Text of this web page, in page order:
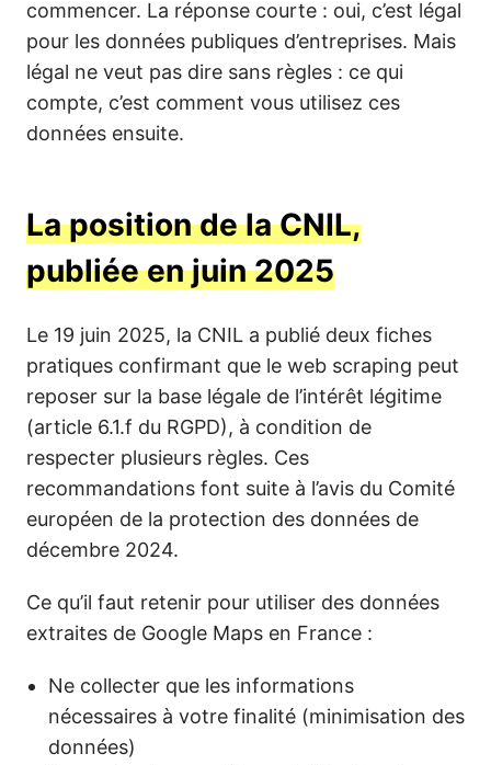
commencer. La réponse courte : oui, c’est légal
pour les données publiques d’entreprises. Mais
légal ne veut pas dire sans règles : ce qui
compte, c’est comment vous utilisez ces
données ensuite.
La position de la CNIL,
publiée en juin 2025
Le 19 juin 2025, la CNIL a publié deux fiches
pratiques confirmant que le web scraping peut
reposer sur la base légale de l’intérêt légitime
(article 6.1.f du RGPD), à condition de
respecter plusieurs règles. Ces
recommandations font suite à l’avis du Comité
européen de la protection des données de
décembre 2024.
Ce qu’il faut retenir pour utiliser des données
extraites de Google Maps en France :
Ne collecter que les informations
nécessaires à votre finalité (minimisation des
données)